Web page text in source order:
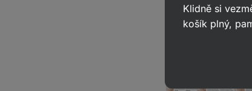
Klidně si
košík plný,